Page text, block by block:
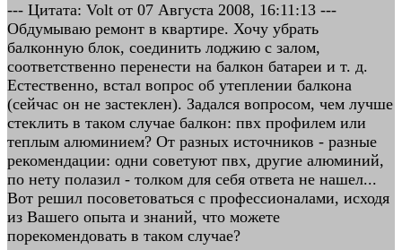
--- Цитата: Volt от 07 Августа 2008, 16:11:13 ---
Обдумываю ремонт в квартире. Хочу убрать
балконную блок, соединить лоджию с залом,
соответственно перенести на балкон батареи и т. д.
Естественно, встал вопрос об утеплении балкона
(сейчас он не застеклен). Задался вопросом, чем лучше
стеклить в таком случае балкон: пвх профилем или
теплым алюминием? От разных источников - разные
рекомендации: одни советуют пвх, другие алюминий,
по нету полазил - толком для себя ответа не нашел...
Вот решил посоветоваться с профессионалами, исходя
из Вашего опыта и знаний, что можете
порекомендовать в таком случае?